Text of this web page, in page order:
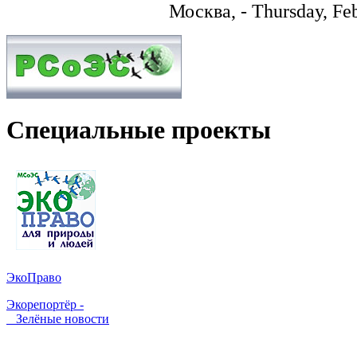
Москва, - Thursday,
Специальные проекты
ЭкоПраво
Экорепортёр -
Зелёные новости